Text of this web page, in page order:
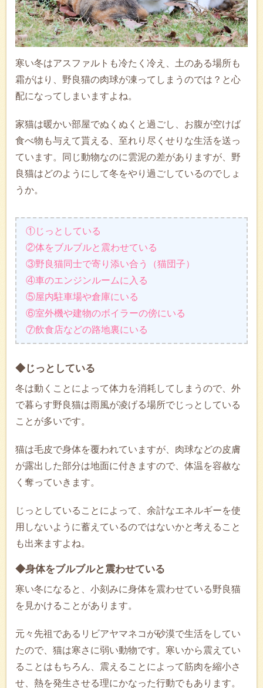
寒い冬はアスファルトも冷たく冷え、土のある場所も
霜がはり、野良猫の肉球が凍ってしまうのでは？と心
配になってしまいますよね。
家猫は暖かい部屋でぬくぬくと過ごし、お腹が空けば
食べ物も与えて貰える、至れり尽くせりな生活を送っ
ています。同じ動物なのに雲泥の差がありますが、野
良猫はどのようにして冬をやり過ごしているのでしょ
うか。
①じっとしている
②体をブルブルと震わせている
③野良猫同士で寄り添い合う（猫団子）
④車のエンジンルームに入る
⑤屋内駐車場や倉庫にいる
⑥室外機や建物のボイラーの傍にいる
⑦飲食店などの路地裏にいる
◆じっとしている
冬は動くことによって体力を消耗してしまうので、外
で暮らす野良猫は雨風が凌げる場所でじっとしている
ことが多いです。
猫は毛皮で身体を覆われていますが、肉球などの皮膚
が露出した部分は地面に付きますので、体温を容赦な
く奪っていきます。
じっとしていることによって、余計なエネルギーを使
用しないように蓄えているのではないかと考えること
も出来ますよね。
◆身体をブルブルと震わせている
寒い冬になると、小刻みに身体を震わせている野良猫
を見かけることがあります。
元々先祖であるリビアヤマネコが砂漠で生活をしてい
たので、猫は寒さに弱い動物です。寒いから震えてい
ることはもちろん、震えることによって筋肉を縮小さ
せ、熱を発生させる理にかなった行動でもあります。